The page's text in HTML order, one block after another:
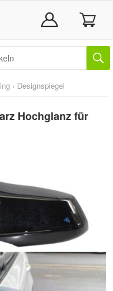
› Designspiegel
Hochglanz für